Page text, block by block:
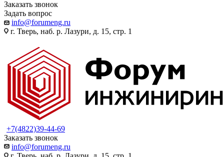
Заказать звонок
Задать вопрос
info@forumeng.ru
г. Тверь, наб. р. Лазури, д. 15, стр. 1
+7(4822)39-44-69
Заказать звонок
info@forumeng.ru